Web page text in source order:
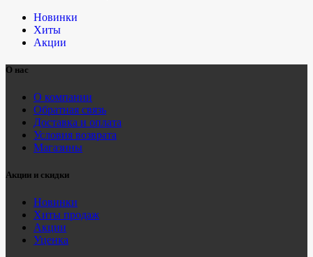
Новинки
Хиты
Акции
О нас
О компании
Обратная связь
Доставка и оплата
Условия возврата
Магазины
Акции и скидки
Новинки
Хиты продаж
Акции
Уценка